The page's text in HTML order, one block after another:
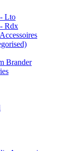
Lto
Rdx
Brander